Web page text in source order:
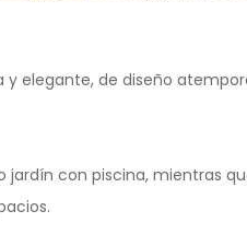
y elegante, de diseño
con piscina, mientras